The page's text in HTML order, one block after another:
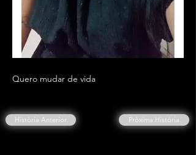
Quero mudar de vida
História Anterior Próxima História